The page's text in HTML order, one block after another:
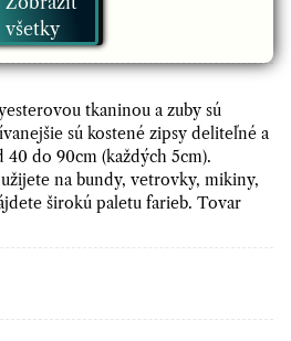
50cm
60cm
65cm
80cm
85cm a viac
všetky
tkaninou a zuby sú
sú kostené zipsy deliteľné a
40 do 90cm (každých 5cm).
na bundy, vetrovky, mikiny,
širokú paletu farieb. Tovar